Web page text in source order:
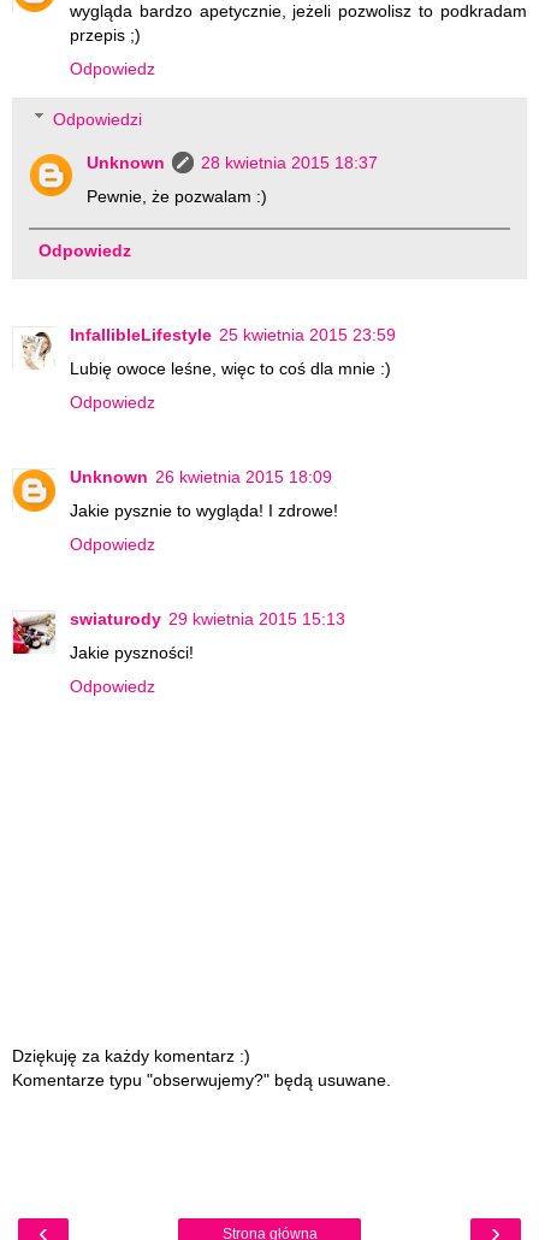
wygląda bardzo apetycznie, jeżeli pozwolisz to podkradam
przepis ;)
Odpowiedz
Odpowiedzi
Unknown
28 kwietnia 2015 18:37
Pewnie, że pozwalam :)
Odpowiedz
InfallibleLifestyle 25 kwietnia 2015 23:59
Lubię owoce leśne, więc to coś dla mnie :)
Odpowiedz
Unknown 26 kwietnia 2015 18:09
Jakie pysznie to wygląda! I zdrowe!
Odpowiedz
swiaturody 29 kwietnia 2015 15:13
Jakie pyszności!
Odpowiedz
Dziękuję za każdy komentarz :)
Komentarze typu "obserwujemy?" będą usuwane.
‹ ›
Strona główna